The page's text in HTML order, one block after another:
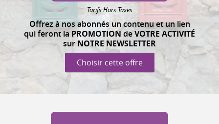
Tarifs Hors Taxes
Offrez à nos abonnés un contenu et un lien
qui feront la PROMOTION deVOTRE ACTIVITÉ
sur NOTRE NEWSLETTER
Choisir cette offre